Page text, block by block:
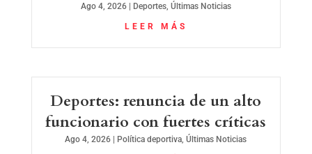
Ago 4, 2026| Deportes, Últimas Noticias
LEER MÁS
Deportes: renuncia de un alto
funcionario con fuertes críticas
Ago 4, 2026 Política deportiva,Últimas Noticias